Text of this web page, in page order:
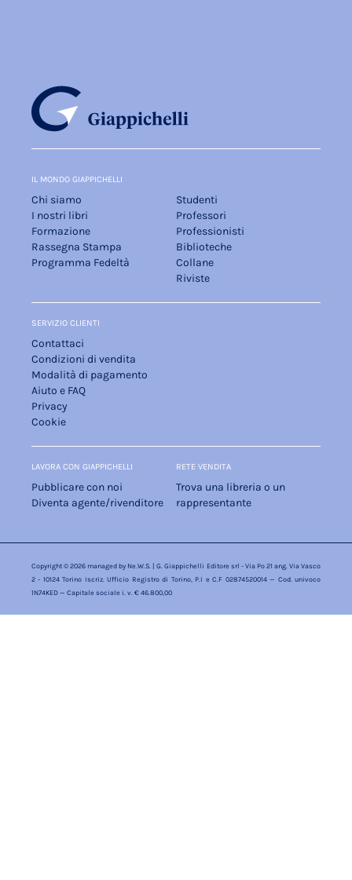
IL MONDO GIAPPICHELLI
Chi siamo
I nostri libri
Formazione
Rassegna Stampa
Programma Fedeltà
Studenti
Professori
Professionisti
Biblioteche
Collane
Riviste
SERVIZIO CLIENTI
Contattaci
Condizioni di vendita
Modalità di pagamento
Aiuto e FAQ
Privacy
Cookie
LAVORA CON GIAPPICHELLI
Pubblicare con noi
Diventa agente/rivenditore
RETE VENDITA
Trova una libreria o un
rappresentante
Copyright © 2026 managed by Ne.W.S. | G. Giappichelli Editore srl - Via Po 21 ang. Via Vasco
2 - 10124 Torino Iscriz. Ufficio Registro di Torino, P.I e C.F 02874520014 — Cod. univoco
1N74KED — Capitale sociale i. v. € 46.800,00